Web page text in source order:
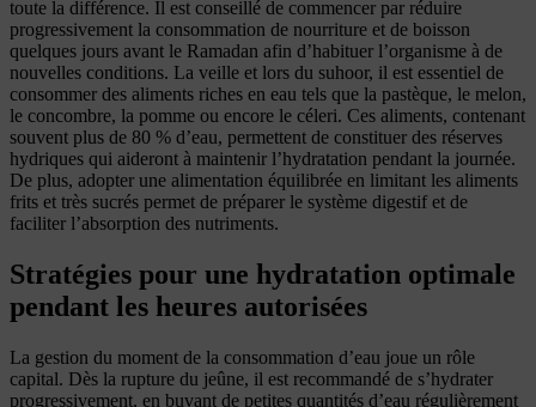
toute la différence. Il est conseillé de commencer par réduire
progressivement la consommation de nourriture et de boisson
quelques jours avant le Ramadan afin d’habituer l’organisme à de
nouvelles conditions. La veille et lors du suhoor, il est essentiel de
consommer des aliments riches en eau tels que la pastèque, le melon,
le concombre, la pomme ou encore le céleri. Ces aliments, contenant
souvent plus de 80 % d’eau, permettent de constituer des réserves
hydriques qui aideront à maintenir l’hydratation pendant la journée.
De plus, adopter une alimentation équilibrée en limitant les aliments
frits et très sucrés permet de préparer le système digestif et de
faciliter l’absorption des nutriments.
Stratégies pour une hydratation optimale
pendant les heures autorisées
La gestion du moment de la consommation d’eau joue un rôle
capital. Dès la rupture du jeûne, il est recommandé de s’hydrater
progressivement, en buvant de petites quantités d’eau régulièrement